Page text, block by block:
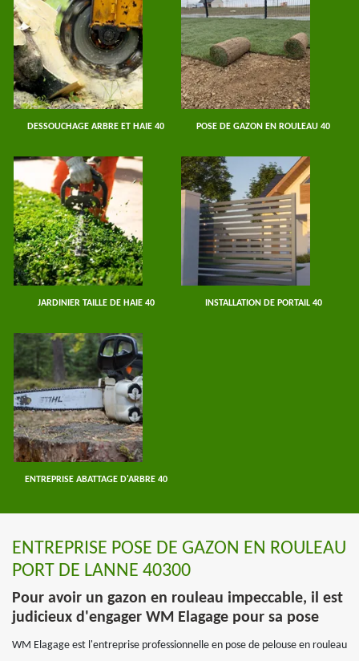
DESSOUCHAGE ARBRE ET HAIE 40 POSE DE GAZON EN ROULEAU 40
JARDINIER TAILLE DE HAIE 40 INSTALLATION DE PORTAIL 40
ENTREPRISE ABATTAGE D'ARBRE 40
ENTREPRISE POSE DE GAZON EN ROULEAU
PORT DE LANNE 40300
Pour avoir un gazon en rouleau impeccable, il est
judicieux d'engager WM Elagage pour sa pose
WM Elagage est l'entreprise professionnelle en pose de pelouse en rouleau